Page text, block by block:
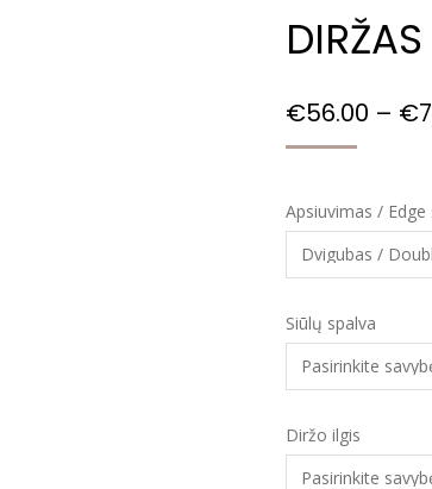
DIRŽAS
€56.00 – €
Apsiuvimas /
Siūlų spalva
Diržo ilgis